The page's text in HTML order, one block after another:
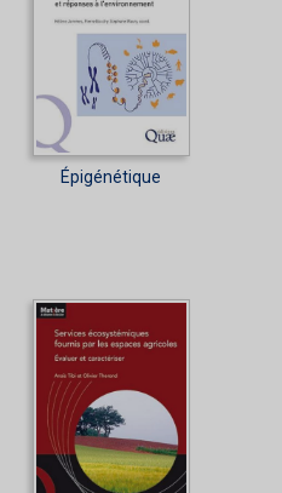
Épigénétique